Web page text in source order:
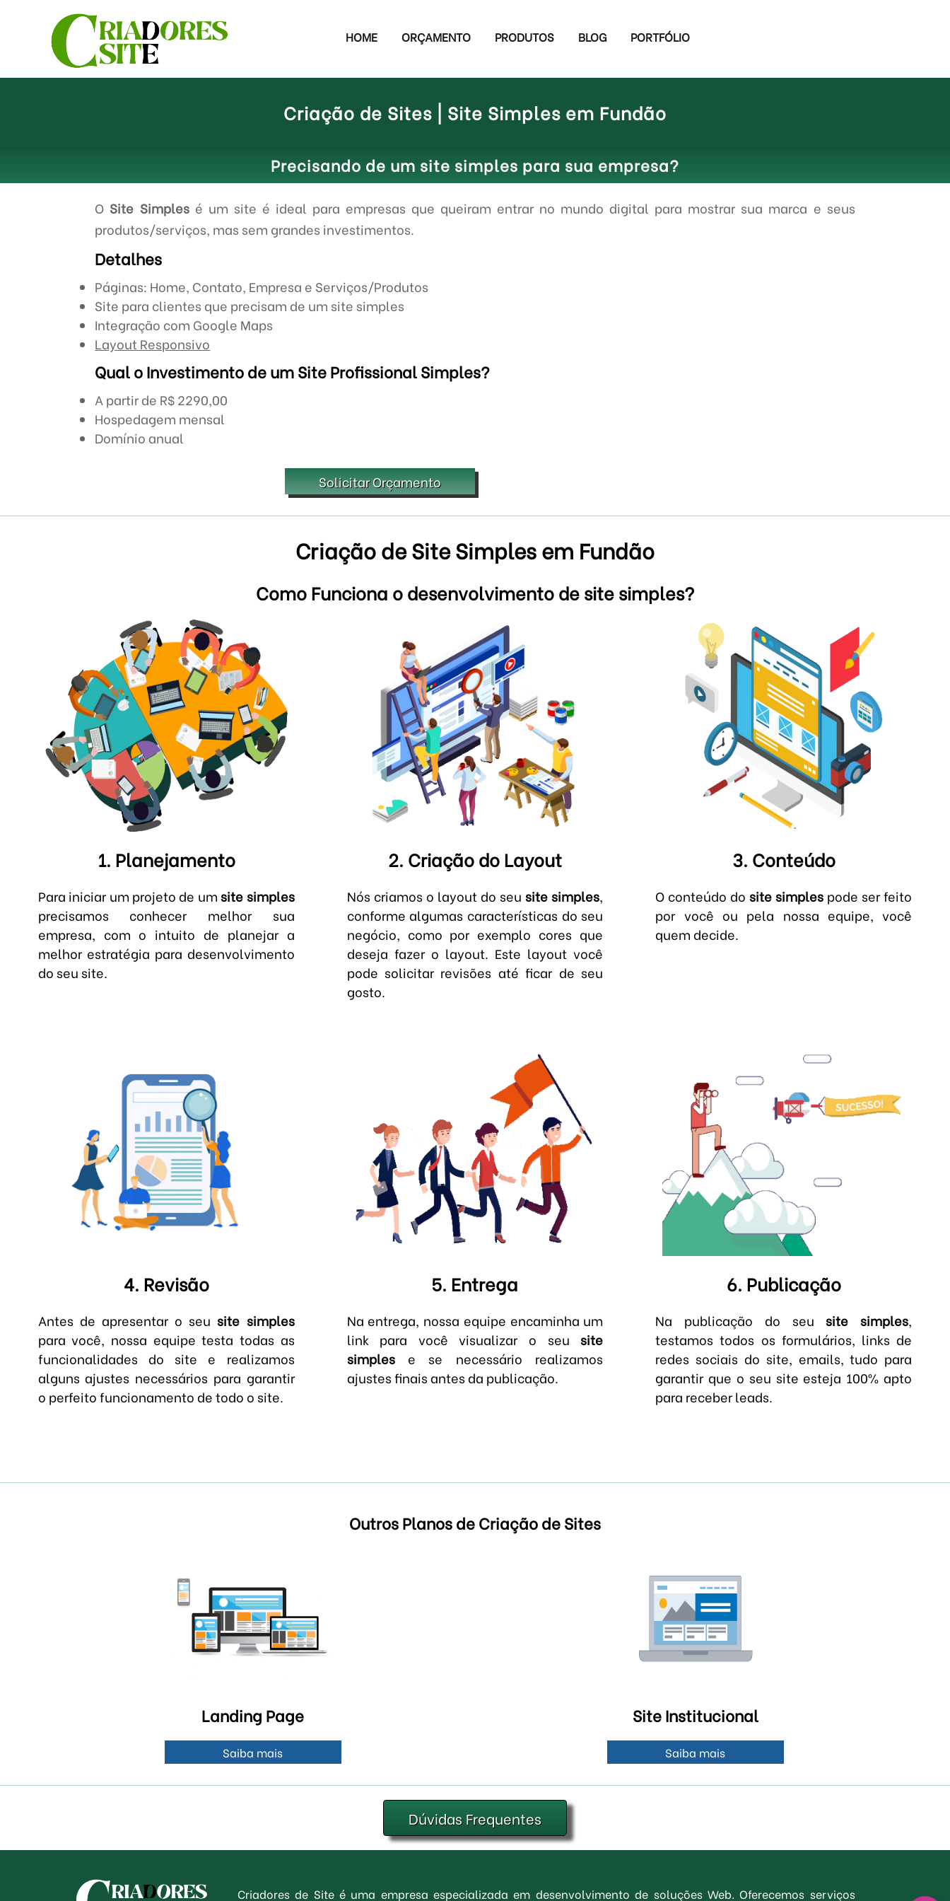
HOME ORÇAMENTO PRODUTOS BLOG PORTFÓLIO
Criação de Sites | Site Simples em Fundão
Precisando de um site simples para sua empresa?
O Site Simplesé um site é ideal para empresas que queiram entrar no mundo digital para mostrar sua marca e seus
produtos/serviços, mas sem grandes investimentos.
Detalhes
Páginas: Home, Contato, Empresa e Serviços/Produtos
Site para clientes que precisam de um site simples
Integração com Google Maps
Layout Responsivo
Qual o Investimento de um Site Profissional Simples?
A partir de R$ 2290,00
Hospedagem mensal
Domínio anual
Solicitar Orçamento
Criação de Site Simples em Fundão
Como Funciona o desenvolvimento de site simples?
1. Planejamento
Para iniciar um projeto de umsite simples
precisamos conhecer melhor sua
empresa, com o intuito de planejar a
melhor estratégia para desenvolvimento
do seu site.
2. Criação do Layout
Nós criamos o layout do seusite simples,
conforme algumas características do seu
negócio, como por exemplo cores que
deseja fazer o layout. Este layout você
pode solicitar revisões até ficar de seu
gosto.
3. Conteúdo
O conteúdo dosite simples pode ser feito
por você ou pela nossa equipe, você
quem decide.
4. Revisão
Antes de apresentar o seusite simples
para você, nossa equipe testa todas as
funcionalidades do site e realizamos
alguns ajustes necessários para garantir
o perfeito funcionamento de todo o site.
5. Entrega
Na entrega, nossa equipe encaminha um
link para você visualizar o seusite
simplese se necessário realizamos
ajustes finais antes da publicação.
6. Publicação
Na publicação do seusite simples,
testamos todos os formulários, links de
redes sociais do site, emails, tudo para
garantir que o seu site esteja 100% apto
para receber leads.
Outros Planos de Criação de Sites
Landing Page
Saiba mais
Site Institucional
Saiba mais
Dúvidas Frequentes
Criadores de Site é uma empresa especializada em desenvolvimento de soluções Web. Oferecemos serviços